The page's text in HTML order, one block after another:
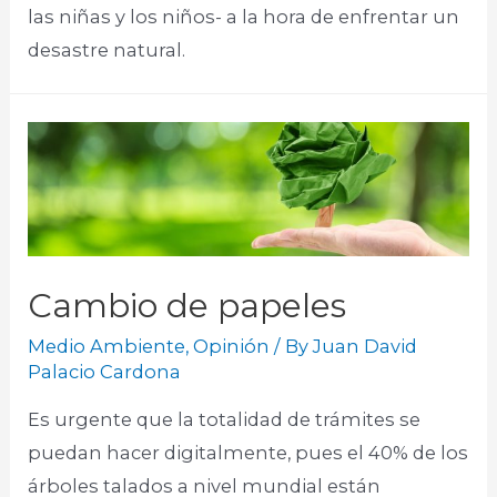
las niñas y los niños- a la hora de enfrentar un
desastre natural.
Cambio de papeles
Medio Ambiente,Opinión / ByJuan David
Palacio Cardona
Es urgente que la totalidad de trámites se
puedan hacer digitalmente, pues el 40% de los
árboles talados a nivel mundial están